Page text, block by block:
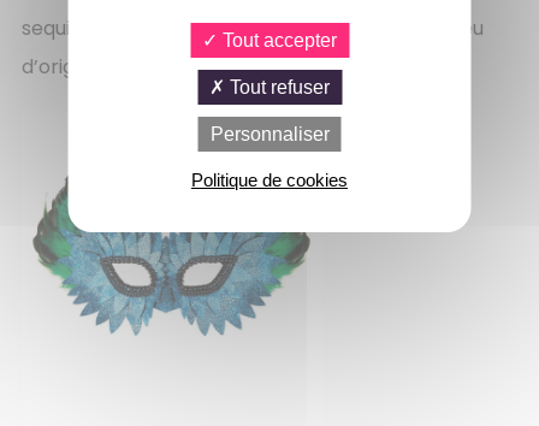
sequins paon (23375) sont parfait donner un peu
d’originalité à votre tenue.
Tout accepter
Tout refuser
Personnaliser
Politique de cookies